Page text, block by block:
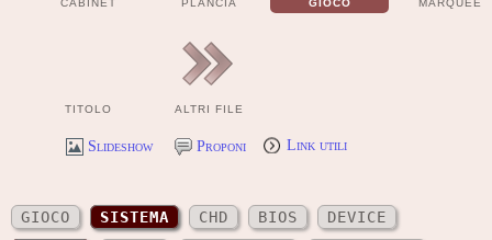
CABINET PLANCIA GIOCO MARQUEE
TITOLO ALTRI FILE
Slideshow Proponi Link utili
GIOCO SISTEMA CHD BIOS
DEVICE